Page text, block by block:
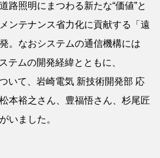
路照明にまつわる新たな“価値”と
ンテナンス省力化に貢献する「遠
。なおシステムの通信機構には
テムの開発経緯とともに、
いて、岩崎電気 新技術開発部 応
本裕之さん、豊福悟さん、杉尾匠
いました。